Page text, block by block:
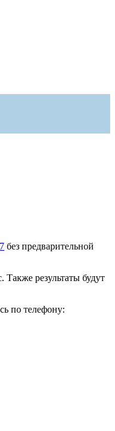
без предварительной
результаты будут
по телефону: